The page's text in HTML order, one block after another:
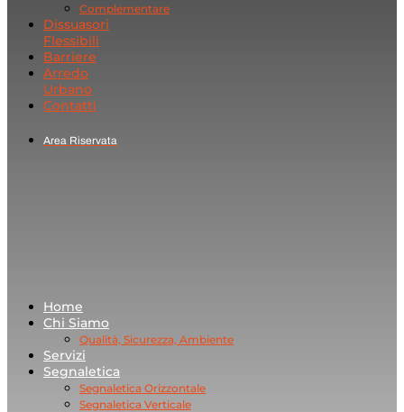
Complementare
Dissuasori
Flessibili
Barriere
Arredo
Urbano
Contatti
Area Riservata
Home
Chi Siamo
Qualità, Sicurezza, Ambiente
Servizi
Segnaletica
Segnaletica Orizzontale
Segnaletica Verticale